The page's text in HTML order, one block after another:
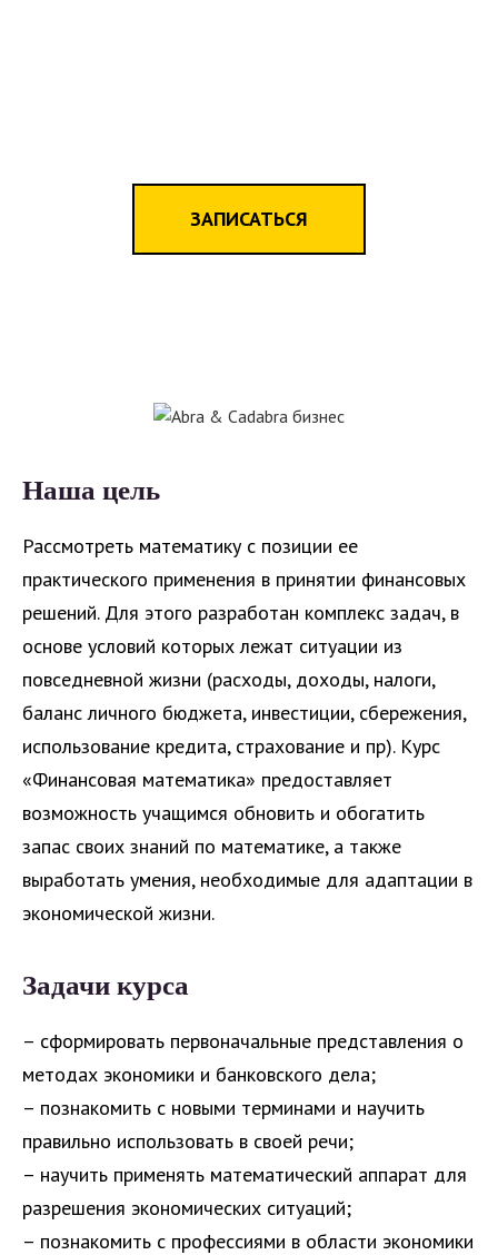
ЗАПИСАТЬСЯ
Наша цель
Рассмотреть математику с позиции ее
практического применения в принятии финансовых
решений. Для этого разработан комплекс задач, в
основе условий которых лежат ситуации из
повседневной жизни (расходы, доходы, налоги,
баланс личного бюджета, инвестиции, сбережения,
использование кредита, страхование и пр). Курс
«Финансовая математика» предоставляет
возможность учащимся обновить и обогатить
запас своих знаний по математике, а также
выработать умения, необходимые для адаптации в
экономической жизни.
Задачи курса
– сформировать первоначальные представления о
методах экономики и банковского дела;
– познакомить с новыми терминами и научить
правильно использовать в своей речи;
– научить применять математический аппарат для
разрешения экономических ситуаций;
– познакомить с профессиями в области экономики